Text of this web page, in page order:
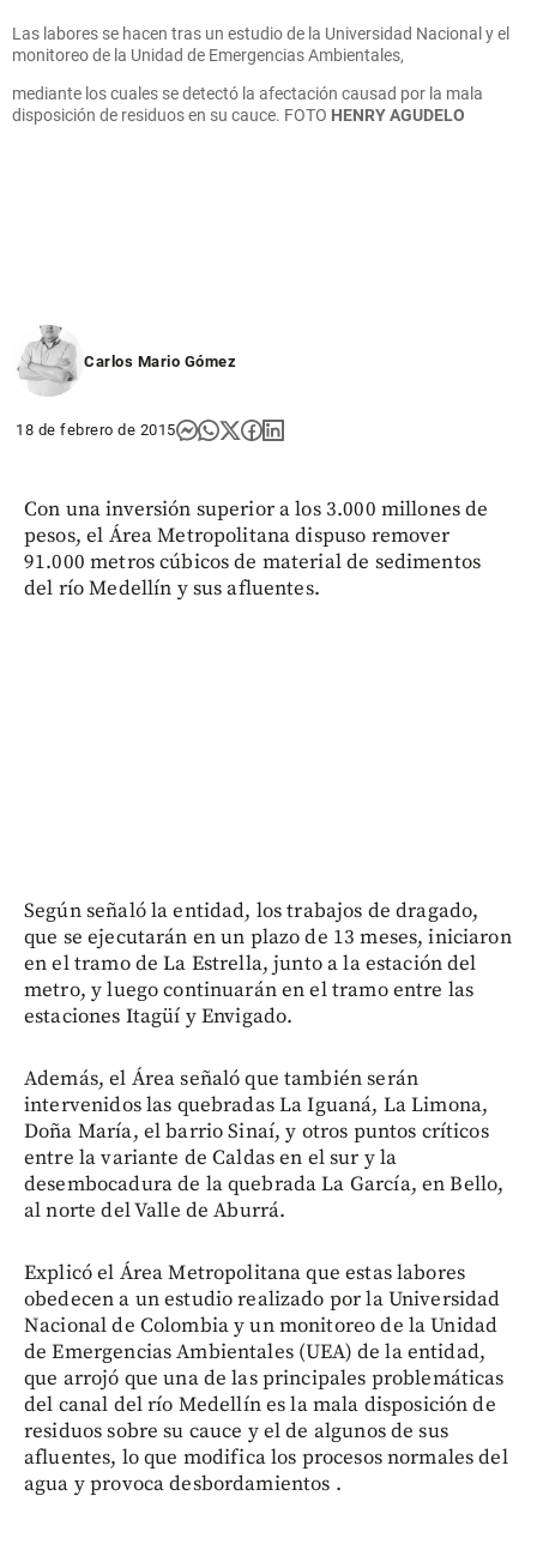
Las labores se hacen tras un estudio de la Universidad Nacional y el
monitoreo de la Unidad de Emergencias Ambientales,
mediante los cuales se detectó la afectación causad por la mala
disposición de residuos en su cauce. FOTO HENRY AGUDELO
Carlos Mario Gómez
18 de febrero de 2015
Con una inversión superior a los 3.000 millones de
pesos, el Área Metropolitana dispuso remover
91.000 metros cúbicos de material de sedimentos
del río Medellín y sus afluentes.
Según señaló la entidad, los trabajos de dragado,
que se ejecutarán en un plazo de 13 meses, iniciaron
en el tramo de La Estrella, junto a la estación del
metro, y luego continuarán en el tramo entre las
estaciones Itagüí y Envigado.
Además, el Área señaló que también serán
intervenidos las quebradas La Iguaná, La Limona,
Doña María, el barrio Sinaí, y otros puntos críticos
entre la variante de Caldas en el sur y la
desembocadura de la quebrada La García, en Bello,
al norte del Valle de Aburrá.
Explicó el Área Metropolitana que estas labores
obedecen a un estudio realizado por la Universidad
Nacional de Colombia y un monitoreo de la Unidad
de Emergencias Ambientales (UEA) de la entidad,
que arrojó que una de las principales problemáticas
del canal del río Medellín es la mala disposición de
residuos sobre su cauce y el de algunos de sus
afluentes, lo que modifica los procesos normales del
agua y provoca desbordamientos .